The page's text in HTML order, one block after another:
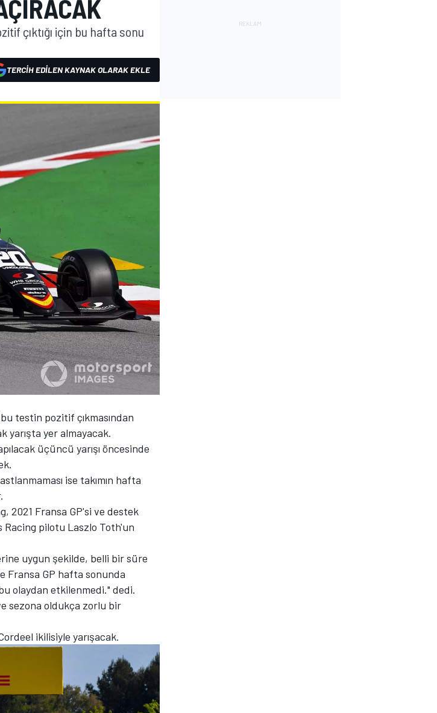
çıktığı için bu hafta sonu
TERCIH EDILEN KAYNAK OLARAK EKLE
testin pozitif çıkmasından
yarışta yer almayacak.
üçüncü yarışı öncesinde
ise takımın hafta
2021 Fransa GP'si ve destek
Racing pilotu Laszlo Toth'un
uygun şekilde, belli bir süre
Fransa GP hafta sonunda
olaydan etkilenmedi." dedi.
sezona oldukça zorlu bir
ikilisiyle yarışacak.